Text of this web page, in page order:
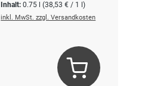
Inhalt:0.75 l(38,53 € / 1 l)
inkl. MwSt. zzgl. Versandkosten